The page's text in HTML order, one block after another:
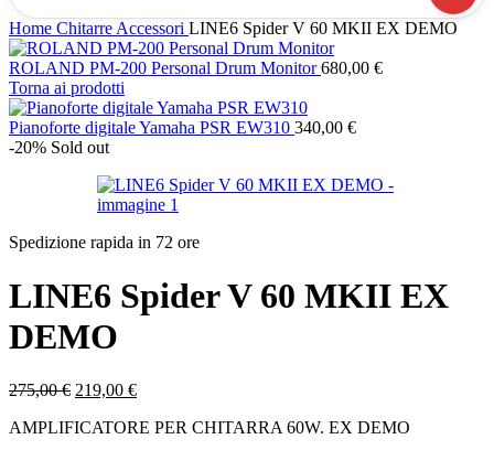
Home Chitarre Accessori LINE6 Spider V 60 MKII EX DEMO
ROLAND PM-200 Personal Drum Monitor680,00 €
Torna ai prodotti
Pianoforte digitale Yamaha PSR EW310 340,00 €
-20% Sold out
Spedizione rapida in 72 ore
LINE6 Spider V 60 MKII EX
DEMO
275,00€ Il
originale
219,00 €Il
attuale
AMPLIFICATORE PER CHITARRA 60W. EX DEMO